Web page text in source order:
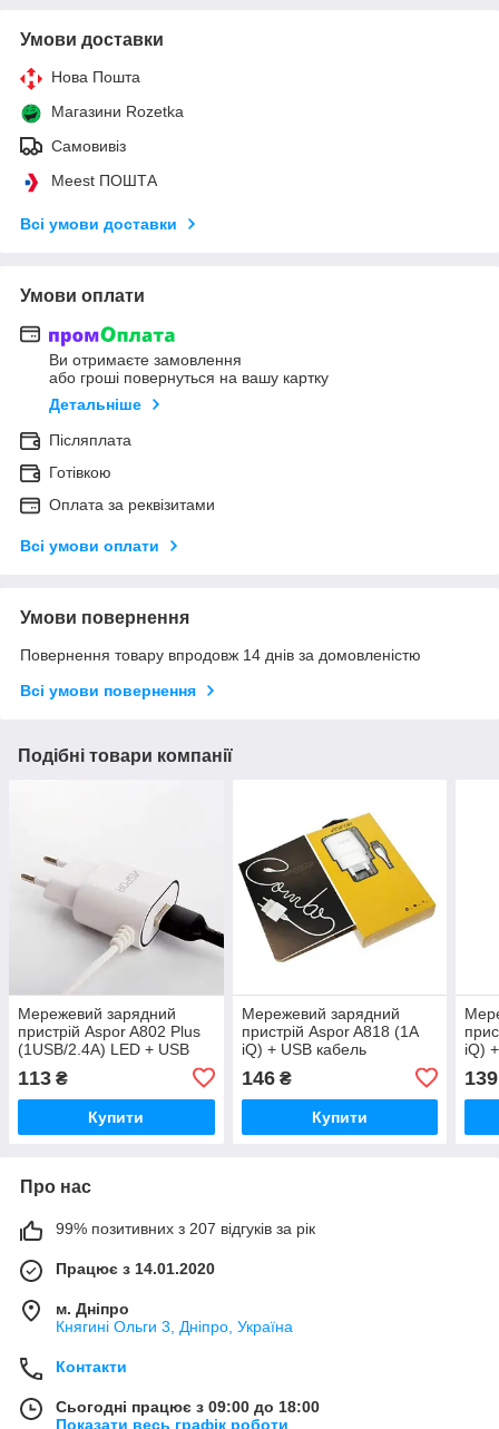
Умови доставки
Нова Пошта
Магазини Rozetka
Самовивіз
Meest ПОШТА
Всі умови доставки
Умови оплати
Ви отримаєте замовлення
або гроші повернуться на вашу картку
Детальніше
Післяплата
Готівкою
Оплата за реквізитами
Всі умови оплати
Умови повернення
Повернення товару впродовж 14 днів за домовленістю
Всі умови повернення
Подібні товари компанії
Мережевий зарядний
пристрій Aspor A802 Plus
(1USB/2.4A) LED + USB
113 ₴
Купити
Мережевий зарядний
пристрій Aspor A818 (1A
iQ) + USB кабель
146₴
Купити
iQ)
139
Про нас
99% позитивних з 207 відгуків за рік
Працює з 14.01.2020
м. Дніпро
Княгині Ольги 3, Дніпро, Україна
Контакти
Сьогодні працює з 09:00 до 18:00
Показати весь графік роботи